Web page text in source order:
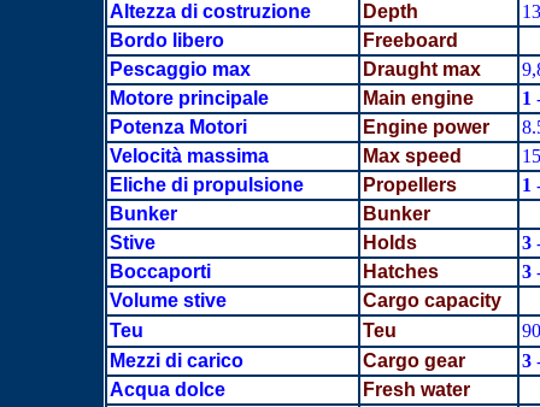
Altezza di costruzione
Depth
Bordo libero
Freeboard
Pescaggio max
Draught max
Motore principale
Main engine 1
Potenza Motori
Engine power
Velocità massima
Max speed
Eliche di propulsione
Propellers 1
Bunker
Bunker
Stive
Holds 3
Boccaporti
Hatches 3
Volume stive
Cargo capacity
Teu
Teu
Mezzi di carico
Cargo gear 3
Acqua dolce
Fresh water